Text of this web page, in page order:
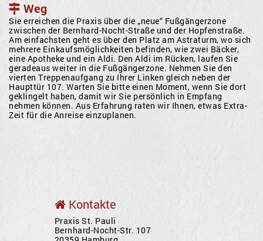
Weg
Sie erreichen die Praxis über die „neue“ Fußgängerzone
zwischen der Bernhard-Nocht-Straße und der Hopfenstraße.
Am einfachsten geht es über den Platz am Astraturm, wo sich
mehrere Einkaufsmöglichkeiten befinden, wie zwei Bäcker,
eine Apotheke und ein Aldi. Den Aldi im Rücken, laufen Sie
geradeaus weiter in die Fußgängerzone. Nehmen Sie den
vierten Treppenaufgang zu Ihrer Linken gleich neben der
Haupttür 107. Warten Sie bitte einen Moment, wenn Sie dort
geklingelt haben, damit wir Sie persönlich in Empfang
nehmen können. Aus Erfahrung raten wir Ihnen, etwas Extra-
Zeit für die Anreise einzuplanen.
Kontakte
Praxis St. Pauli
Bernhard-Nocht-Str. 107